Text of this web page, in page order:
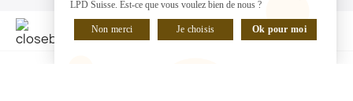
VOTRE COMPTE
LPD Suisse. Est-ce que vous voulez bien de nous ?
Non merci Je choisis Ok pour moi
DISCUTER EN LIGNE